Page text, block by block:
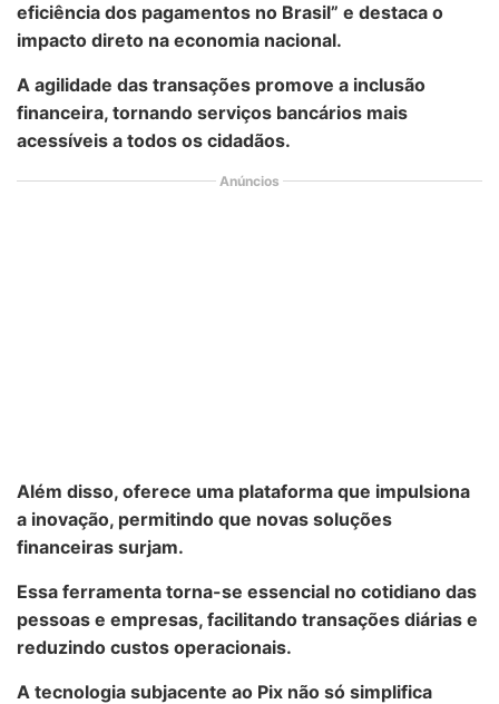
eficiência dos pagamentos no Brasil” e destaca o
impacto direto na economia nacional.
A agilidade das transações promove a inclusão
financeira, tornando serviços bancários mais
acessíveis a todos os cidadãos.
Anúncios
Além disso, oferece uma plataforma que impulsiona
a inovação, permitindo que novas soluções
financeiras surjam.
Essa ferramenta torna-se essencial no cotidiano das
pessoas e empresas, facilitando transações diárias e
reduzindo custos operacionais.
A tecnologia subjacente ao Pix não só simplifica